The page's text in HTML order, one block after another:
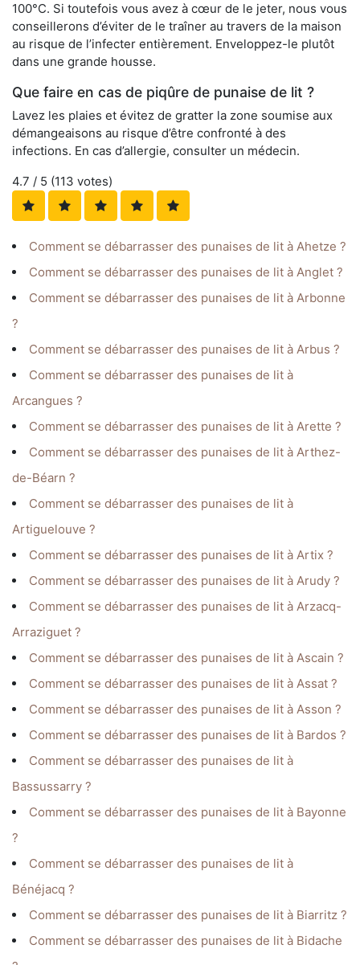
100°C. Si toutefois vous avez à cœur de le jeter, nous vous
conseillerons d’éviter de le traîner au travers de la maison
au risque de l’infecter entièrement. Enveloppez-le plutôt
dans une grande housse.
Que faire en cas de piqûre de punaise de lit ?
Lavez les plaies et évitez de gratter la zone soumise aux
démangeaisons au risque d’être confronté à des
infections. En cas d’allergie, consulter un médecin.
4.7 / 5 (113 votes)
Comment se débarrasser des punaises de lit à Ahetze ?
Comment se débarrasser des punaises de lit à Anglet ?
Comment se débarrasser des punaises de lit à Arbonne
?
Comment se débarrasser des punaises de lit à Arbus ?
Comment se débarrasser des punaises de lit à
Arcangues ?
Comment se débarrasser des punaises de lit à Arette ?
Comment se débarrasser des punaises de lit à Arthez-
de-Béarn ?
Comment se débarrasser des punaises de lit à
Artiguelouve ?
Comment se débarrasser des punaises de lit à Artix ?
Comment se débarrasser des punaises de lit à Arudy ?
Comment se débarrasser des punaises de lit à Arzacq-
Arraziguet ?
Comment se débarrasser des punaises de lit à Ascain ?
Comment se débarrasser des punaises de lit à Assat ?
Comment se débarrasser des punaises de lit à Asson ?
Comment se débarrasser des punaises de lit à Bardos ?
Comment se débarrasser des punaises de lit à
Bassussarry ?
Comment se débarrasser des punaises de lit à Bayonne
?
Comment se débarrasser des punaises de lit à
Bénéjacq ?
Comment se débarrasser des punaises de lit à Biarritz ?
Comment se débarrasser des punaises de lit à Bidache